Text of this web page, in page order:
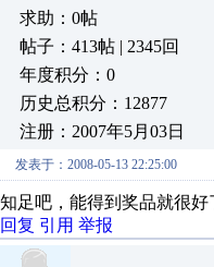
求助：0帖
帖子：413帖 | 2345回
年度积分：0
历史总积分：12877
注册：2007年5月03日
发表于：2008-05-13 22:25:00
知足吧，能得到奖品就很好
回复 引用 举报